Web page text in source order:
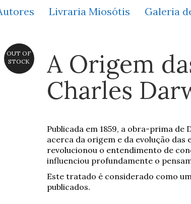
Livraria Miosótis Galeria
OUT OF
STOCK
A Origem
Charles
Publicada em 1859, a obra-prima de
acerca da origem e da evolução das
revolucionou o entendimento de
influenciou profundamente o
Este tratado é considerado como
publicados.